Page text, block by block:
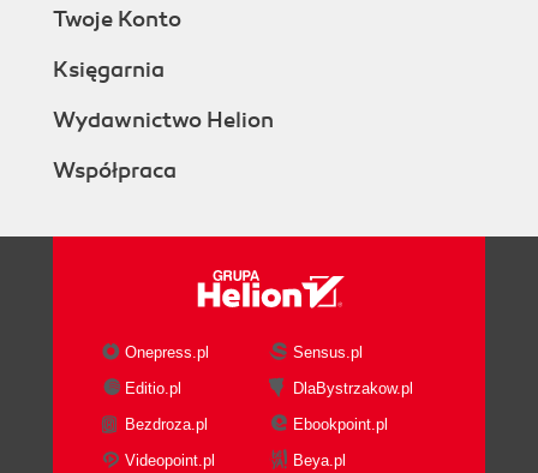
Twoje Konto
Księgarnia
Wydawnictwo Helion
Współpraca
Onepress.pl
Sensus.pl
Editio.pl
DlaBystrzakow.pl
Bezdroza.pl
Ebookpoint.pl
Videopoint.pl
Beya.pl